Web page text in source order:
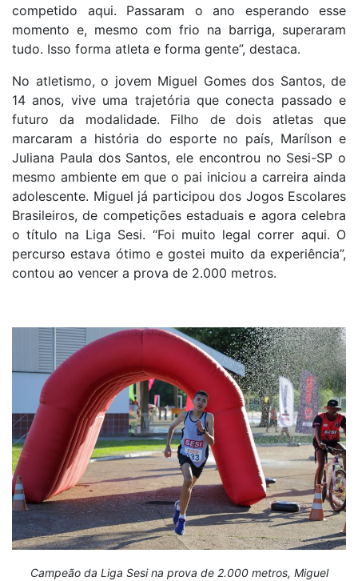
competido aqui. Passaram o ano esperando esse
momento e, mesmo com frio na barriga, superaram
tudo. Isso forma atleta e forma gente”, destaca.
No atletismo, o jovem Miguel Gomes dos Santos, de
14 anos, vive uma trajetória que conecta passado e
futuro da modalidade. Filho de dois atletas que
marcaram a história do esporte no país, Marílson e
Juliana Paula dos Santos, ele encontrou no Sesi-SP o
mesmo ambiente em que o pai iniciou a carreira ainda
adolescente. Miguel já participou dos Jogos Escolares
Brasileiros, de competições estaduais e agora celebra
o título na Liga Sesi. “Foi muito legal correr aqui. O
percurso estava ótimo e gostei muito da experiência”,
contou ao vencer a prova de 2.000 metros.
Campeão da Liga Sesi na prova de 2.000 metros, Miguel